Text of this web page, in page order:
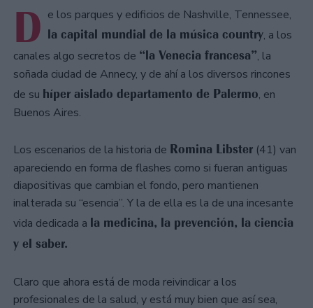
D e los parques y edificios de Nashville, Tennessee,
la capital mundial de la música country, a los
canales algo secretos de “la Venecia francesa”, la
soñada ciudad de Annecy, y de ahí a los diversos rincones
de su híper aislado departamento de Palermo, en
Buenos Aires.
Los escenarios de la historia de Romina Libster (41) van
apareciendo en forma de flashes como si fueran antiguas
diapositivas que cambian el fondo, pero mantienen
inalterada su “esencia”. Y la de ella es la de una incesante
vida dedicada a la medicina, la prevención, la ciencia
y el saber.
Claro que ahora está de moda reivindicar a los
profesionales de la salud, y está muy bien que así sea,